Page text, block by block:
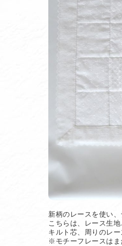
新柄のレースを使い
こちらは、レース生
キルト芯、周りのレ
※モチーフレースはま